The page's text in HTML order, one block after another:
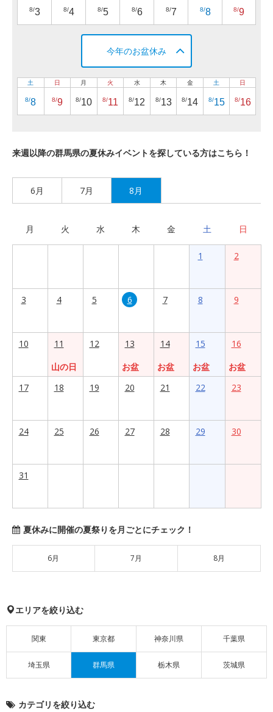
8/3 8/4 8/5 8/6 8/7 8/8 8/9
今年のお盆休み
土
8/8
日
8/9
月
8/10
火
8/11
水
8/12
木
8/13
金
8/14
土
8/15
日
8/16
来週以降の群馬県の夏休みイベントを探している方はこちら！
6月 7月 8月
月 火 水 木 金 土 日
1 2
3 4 5 6 7 8 9
10
11
山の日
12
13
お盆
14
お盆
15
お盆
16
お盆
17
18 19 20 21 22 23
24 25 26 27 28 29 30
31
夏休みに開催の夏祭りを月ごとにチェック！
6月 7月 8月
エリアを絞り込む
関東 東京都 神奈川県 千葉県
埼玉県 群馬県 栃木県 茨城県
カテゴリを絞り込む